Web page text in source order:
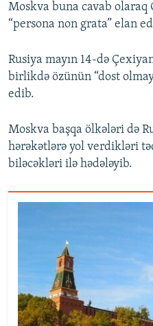
Moskva buna cavab olaraq
“persona non grata” elan
Rusiya mayın 14-də
birlikdə özünün “dost
edib.
Moskva başqa ölkələri də
hərəkətlərə yol verdikləri
biləcəkləri ilə hədələyib.